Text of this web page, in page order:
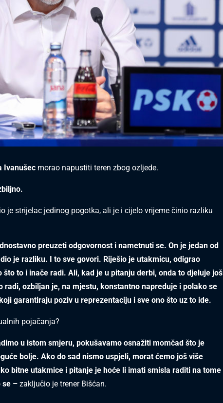
Ivanušec morao napustiti teren zbog ozljede.
je strijelac jedinog pogotka, ali je i cijelo vrijeme činio razliku
preuzeti odgovornost i nametnuti se. On je jedan od
je razliku. I to sve govori. Riješio je utakmicu, odigrao
to i inače radi. Ali, kad je u pitanju derbi, onda to djeluje još
radi, ozbiljan je, na mjestu, konstantno napreduje i polako se
garantiraju poziv u reprezentaciju i sve ono što uz to ide.
pojačanja?
u istom smjeru, pokušavamo osnažiti momčad što je
bolje. Ako do sad nismo uspjeli, morat ćemo još više
bitne utakmice i pitanje je hoće li imati smisla raditi na tome
se – zaključio je trener Bišćan.